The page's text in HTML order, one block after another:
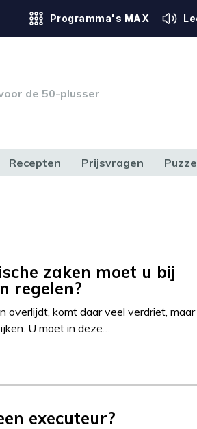
Programma's MAX
de 50-plusser
Recepten Prijsvragen
zaken moet u bij
regelen?
overlijdt, komt daar veel verdriet, maar
U moet in deze…
executeur?